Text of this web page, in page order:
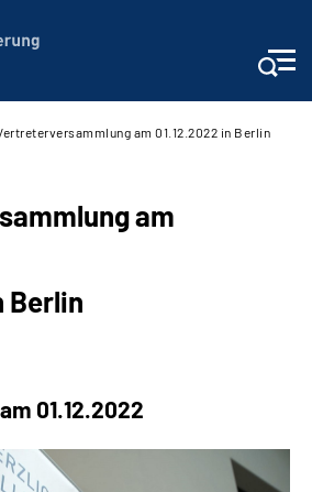
am 01.12.2022 in Berlin
am
Berlin
01.12.2022